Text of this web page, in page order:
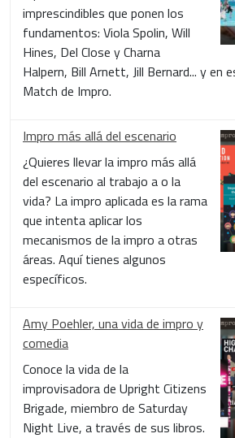
imprescindibles que ponen los
fundamentos: Viola Spolin, Will
Hines, Del Close y Charna
Halpern, Bill Arnett, Jill Bernard... y en
Match de Impro.
Impro más allá del escenario
¿Quieres llevar la impro más allá
del escenario al trabajo a o la
vida? La impro aplicada es la rama
que intenta aplicar los
mecanismos de la impro a otras
áreas. Aquí tienes algunos
específicos.
Amy Poehler, una vida de impro y
comedia
Conoce la vida de la
improvisadora de Upright Citizens
Brigade, miembro de Saturday
Night Live, a través de sus libros.